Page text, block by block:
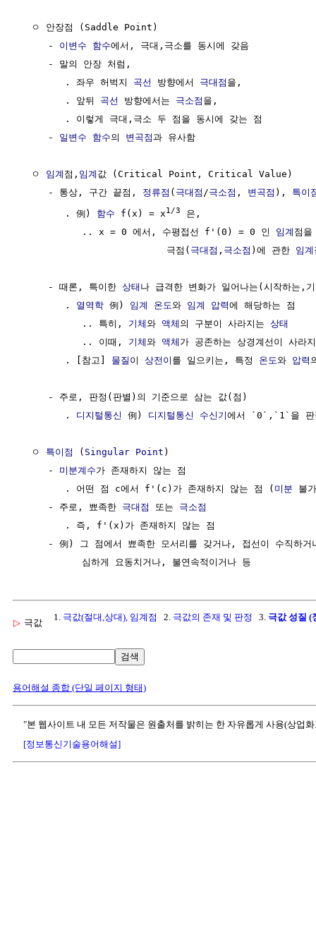
  ㅇ 안장점 (Saddle Point)
     -
이변수 함수에서, 극대,극소를 동시에 갖음
     - 말의 안장 처럼,
        . 좌우 허벅지
곡선 방향에서 극대점 을,
        . 앞뒤
곡선 방향에서는 극소점 을,
        . 이렇게 극대,극소 두 점을 동시에 갖는 점
     -
일변수 함수의 변곡점과 유사함
  ㅇ
임계 점, 임계 값 (Critical Point, Critical Value)
     - 통상, 구간 끝점,
정류점 ( 극대점 /극소점 , 변곡점 ), 특이
        . 例)
함수 f(x) = x1/3
은,
           .. x = 0 에서, 수평접선 f'(0) = 0 인
임계 점
                          극점(
극대점 , 극소점 )에 관한 임계
     - 때론, 특이한
상태 나 급격한 변화가 일어나는(시작하는,
        .
열역학 例) 임계 온도와 임계 압력에 해당하는
           .. 특히,
기체와 액체 의 구분이 사라지는 상태
           .. 이때,
기체와 액체 가 공존하는 상경계선이 사라
        . [참고]
물질 이 상전이 를 일으키는, 특정 온도와 압력
     - 주로, 판정(판별)의 기준으로 삼는 값(점)
        .
디지털통신 例) 디지털통신 수신기에서 `0`,`1`을 판
  ㅇ
특이점 ( Singular Point )
     -
미분계수가 존재하지 않는 점
        . 어떤 점 c에서 f'(c)가 존재하지 않는 점 (
미분 불
     - 주로, 뾰족한
극대점 또는 극소점
        . 즉, f'(x)가 존재하지 않는 점
- 例) 그 점에서 뾰족한 모서리를 갖거나, 접선이 수직하거
▷ 극값
1. 극값(절대,상대), 임계점 2. 극값의 존재 및 판정 3. 극값 성질 (
검색
용어해설 종합 (단일 페이지 형태)
"본 웹사이트 내 모든 저작물은 원출처를 밝히는 한 자유롭게 사용(상업
[정보통신기술용어해설]